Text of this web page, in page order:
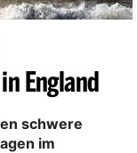
England
schwere
im